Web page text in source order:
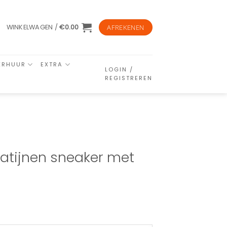
WINKELWAGEN /€0.00 AFREKENEN
EXTRA
LOGIN /
REGISTREREN
sneaker met